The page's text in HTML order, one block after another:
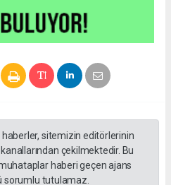
sitemizin editörlerinin
çekilmektedir. Bu
haberi geçen ajans
sorumlu tutulamaz.